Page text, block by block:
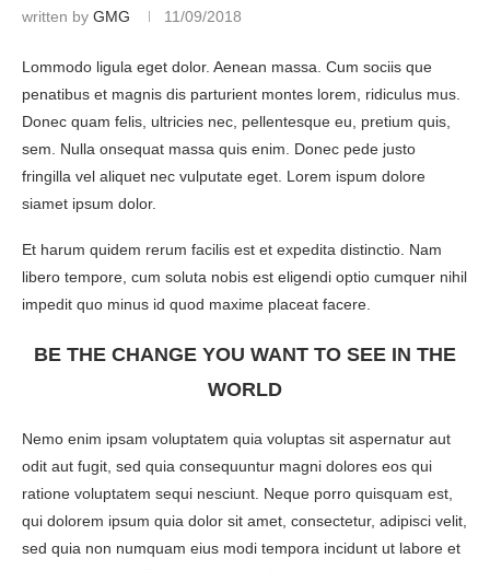
written by GMG 11/09/2018
Lommodo ligula eget dolor. Aenean massa. Cum sociis que
penatibus et magnis dis parturient montes lorem, ridiculus mus.
Donec quam felis, ultricies nec, pellentesque eu, pretium quis,
sem. Nulla onsequat massa quis enim. Donec pede justo
fringilla vel aliquet nec vulputate eget. Lorem ispum dolore
siamet ipsum dolor.
Et harum quidem rerum facilis est et expedita distinctio. Nam
libero tempore, cum soluta nobis est eligendi optio cumquer nihil
impedit quo minus id quod maxime placeat facere.
BE THE CHANGE YOU WANT TO SEE IN THE
WORLD
Nemo enim ipsam voluptatem quia voluptas sit aspernatur aut
odit aut fugit, sed quia consequuntur magni dolores eos qui
ratione voluptatem sequi nesciunt. Neque porro quisquam est,
qui dolorem ipsum quia dolor sit amet, consectetur, adipisci velit,
sed quia non numquam eius modi tempora incidunt ut labore et